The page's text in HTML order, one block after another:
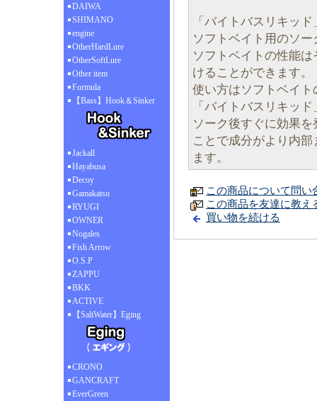
DAIWA
SHIMANO
engine
OtherHardLure
OtherSoftLure
Other item
Formula
【Bass】Hook＆Sinker
Jackall
Hayabusa
Decoy
Gamakatsu
RYUGI
OWNER
Nogales
Fish Arrow
O.S.P
ZAPPU
BKK
ACTIVE
【SaltWater】Eging
CRONO
GANCRAFT
EverGreen
「バイトバスリキッ
ソフトベイト用のソ
ソフトベイトの性能
けることができます。
使い方はソフトベイ
「バイトバスリキッ
ソーク後すぐに効果
ことで成分がより内
ます。
この商品について問い
この商品を友達に教え
買い物を続ける